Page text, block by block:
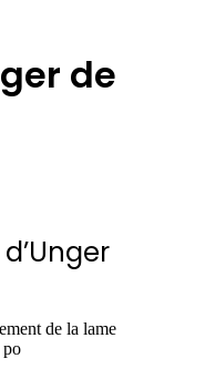
de
de la lame
po